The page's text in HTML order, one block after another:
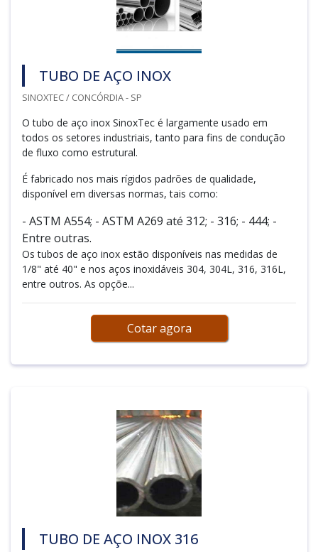
TUBO DE AÇO INOX
SINOXTEC / CONCÓRDIA - SP
O tubo de aço inox SinoxTec é largamente usado em
todos os setores industriais, tanto para fins de condução
de fluxo como estrutural.
É fabricado nos mais rígidos padrões de qualidade,
disponível em diversas normas, tais como:
- ASTM A554; - ASTM A269 até 312; - 316; - 444; -
Entre outras.
Os tubos de aço inox estão disponíveis nas medidas de
1/8" até 40" e nos aços inoxidáveis 304, 304L, 316, 316L,
entre outros. As opçõe...
Cotar agora
TUBO DE AÇO INOX 316